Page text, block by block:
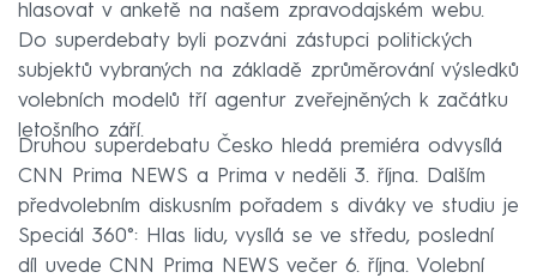
hlasovat v anketě na našem zpravodajském webu.
Do superdebaty byli pozváni zástupci politických
subjektů vybraných na základě zprůměrování výsledků
volebních modelů tří agentur zveřejněných k začátku
letošního září.
Druhou superdebatu Česko hledá premiéra odvysílá
CNN Prima NEWS a Prima v neděli 3. října. Dalším
předvolebním diskusním pořadem s diváky ve studiu je
Speciál 360°: Hlas lidu, vysílá se ve středu, poslední
díl uvede CNN Prima NEWS večer 6. října. Volební